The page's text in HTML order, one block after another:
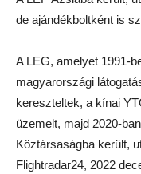
de ajándékboltként is
A LEG, amelyet 1991-
magyarországi
kereszteltek, a kínai
üzemelt, majd 2020-
Köztársaságba került,
Flightradar24, 2022